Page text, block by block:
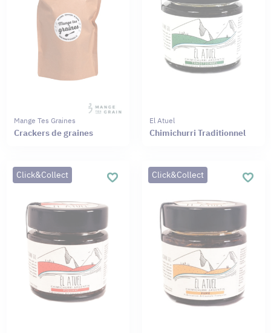
Mange Tes Graines
Crackers de graines
El Atuel
Chimichurri Traditionnel
Click&Collect Click&Collect